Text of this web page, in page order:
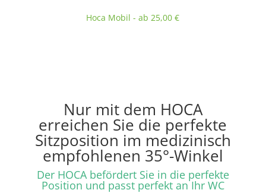
Hoca Mobil - ab 25,00 €
Nur mit dem HOCA
erreichen Sie die perfekte
Sitzposition im medizinisch
empfohlenen 35°-Winkel
Der HOCA befördert Sie in die perfekte
Position und passt perfekt an Ihr WC